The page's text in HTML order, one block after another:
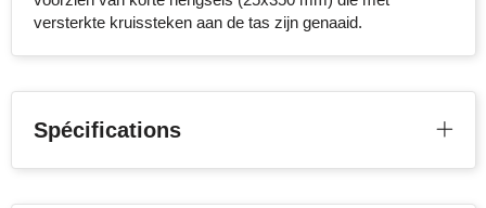
versterkte kruissteken aan de tas zijn genaaid.
Spécifications